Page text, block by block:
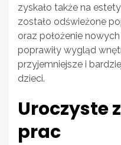
zyskało także na
zostało odświeżone
oraz położenie
poprawiły wygląd
przyjemniejsze i
dzieci.
Uroczyste
prac